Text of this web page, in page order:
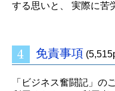
する思いと、 実際に苦
免責事項
「ビジネス奮闘記」の